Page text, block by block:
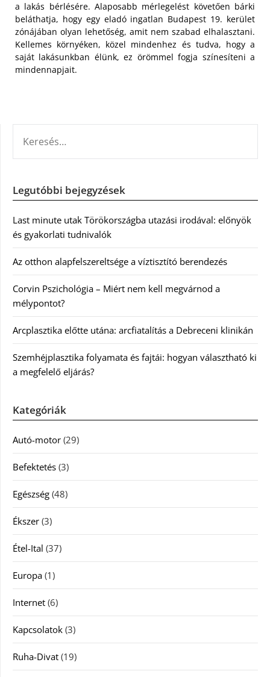
a lakás bérlésére. Alaposabb mérlegelést követően bárki
beláthatja, hogy egy eladó ingatlan Budapest 19. kerület
zónájában olyan lehetőség, amit nem szabad elhalasztani.
Kellemes környéken, közel mindenhez és tudva, hogy a
saját lakásunkban élünk, ez örömmel fogja színesíteni a
mindennapjait.
Legutóbbi bejegyzések
Last minute utak Törökországba utazási irodával: előnyök
és gyakorlati tudnivalók
Az otthon alapfelszereltsége a víztisztító berendezés
Corvin Pszichológia – Miért nem kell megvárnod a
mélypontot?
Arcplasztika előtte utána: arcfiatalítás a Debreceni klinikán
Szemhéjplasztika folyamata és fajtái: hogyan választható ki
a megfelelő eljárás?
Kategóriák
Autó-motor (29)
Befektetés (3)
Egészség (48)
Ékszer (3)
Étel-Ital (37)
Europa (1)
Internet (6)
Kapcsolatok (3)
Ruha-Divat (19)